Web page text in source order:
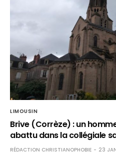
LIMOUSIN
Brive (Corrèze) : un
abattu dans la collégiale
RÉDACTION CHRISTIANOPHOBIE 23